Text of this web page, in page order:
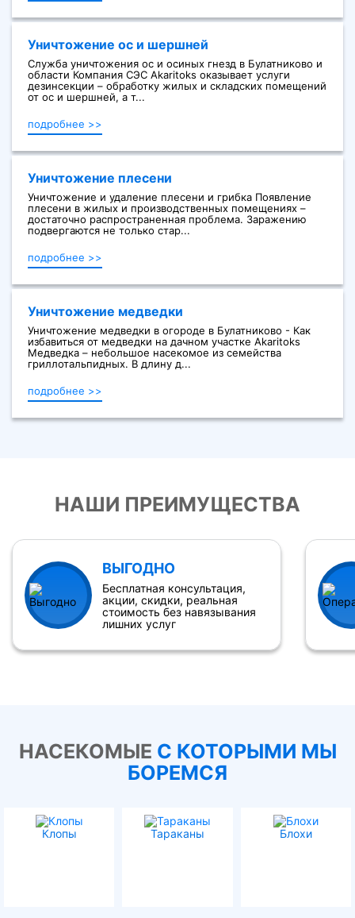
Уничтожение ос и шершней
Служба уничтожения ос и осиных гнезд в Булатниково и
области Компания СЭС Akaritoks оказывает услуги
дезинсекции – обработку жилых и складских помещений
от ос и шершней, а т...
подробнее >>
Уничтожение плесени
Уничтожение и удаление плесени и грибка Появление
плесени в жилых и производственных помещениях –
достаточно распространенная проблема. Заражению
подвергаются не только стар...
подробнее >>
Уничтожение медведки
Уничтожение медведки в огороде в Булатниково - Как
избавиться от медведки на дачном участке Akaritoks
Медведка – небольшое насекомое из семейства
гриллотальпидных. В длину д...
подробнее >>
НАШИ ПРЕИМУЩЕСТВА
ВЫГОДНО
Бесплатная консультация,
акции, скидки, реальная
стоимость без навязывания
лишних услуг
НАСЕКОМЫЕ С КОТОРЫМИ МЫ
БОРЕМСЯ
Клопы Тараканы Блохи